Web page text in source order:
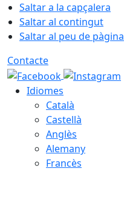
Saltar a la capçalera
Saltar al contingut
Saltar al peu de pàgina
Contacte
Idiomes
Català
Castellà
Anglès
Alemany
Francès